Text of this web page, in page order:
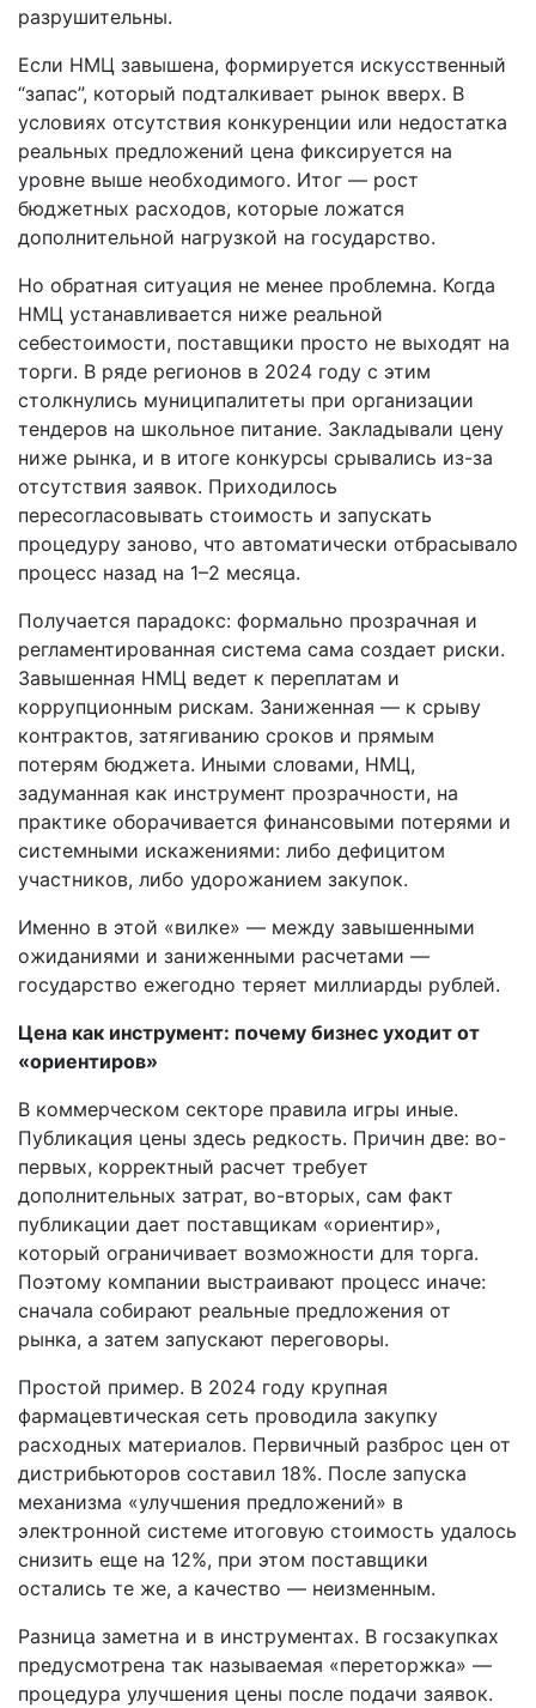
разрушительны.
Если НМЦ завышена, формируется искусственный
“запас”, который подталкивает рынок вверх. В
условиях отсутствия конкуренции или недостатка
реальных предложений цена фиксируется на
уровне выше необходимого. Итог — рост
бюджетных расходов, которые ложатся
дополнительной нагрузкой на государство.
Но обратная ситуация не менее проблемна. Когда
НМЦ устанавливается ниже реальной
себестоимости, поставщики просто не выходят на
торги. В ряде регионов в 2024 году с этим
столкнулись муниципалитеты при организации
тендеров на школьное питание. Закладывали цену
ниже рынка, и в итоге конкурсы срывались из-за
отсутствия заявок. Приходилось
пересогласовывать стоимость и запускать
процедуру заново, что автоматически отбрасывало
процесс назад на 1–2 месяца.
Получается парадокс: формально прозрачная и
регламентированная система сама создает риски.
Завышенная НМЦ ведет к переплатам и
коррупционным рискам. Заниженная — к срыву
контрактов, затягиванию сроков и прямым
потерям бюджета. Иными словами, НМЦ,
задуманная как инструмент прозрачности, на
практике оборачивается финансовыми потерями и
системными искажениями: либо дефицитом
участников, либо удорожанием закупок.
Именно в этой «вилке» — между завышенными
ожиданиями и заниженными расчетами —
государство ежегодно теряет миллиарды рублей.
Цена как инструмент: почему бизнес уходит от
«ориентиров»
В коммерческом секторе правила игры иные.
Публикация цены здесь редкость. Причин две: во-
первых, корректный расчет требует
дополнительных затрат, во-вторых, сам факт
публикации дает поставщикам «ориентир»,
который ограничивает возможности для торга.
Поэтому компании выстраивают процесс иначе:
сначала собирают реальные предложения от
рынка, а затем запускают переговоры.
Простой пример. В 2024 году крупная
фармацевтическая сеть проводила закупку
расходных материалов. Первичный разброс цен от
дистрибьюторов составил 18%. После запуска
механизма «улучшения предложений» в
электронной системе итоговую стоимость удалось
снизить еще на 12%, при этом поставщики
остались те же, а качество — неизменным.
Разница заметна и в инструментах. В госзакупках
предусмотрена так называемая «переторжка» —
процедура улучшения цены после подачи заявок.